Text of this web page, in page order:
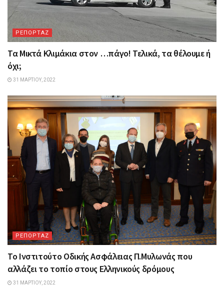
ΡΕΠΟΡΤΑΖ
Τα Mικτά Kλιμάκια στον …πάγο! Τελικά, τα θέλουμε ή
όχι;
31 ΜΑΡΤΊΟΥ, 2022
ΡΕΠΟΡΤΑΖ
Το Ινστιτούτο Οδικής Ασφάλειας Π.Μυλωνάς που
αλλάζει το τοπίο στους Ελληνικούς δρόμους
31 ΜΑΡΤΊΟΥ, 2022